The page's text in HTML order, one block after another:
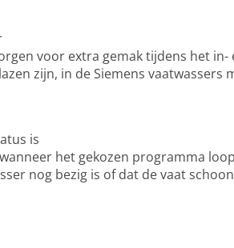
voor extra gemak tijdens het
zijn, in de Siemens vaatwassers
is
het gekozen programma
nog bezig is of dat de vaat